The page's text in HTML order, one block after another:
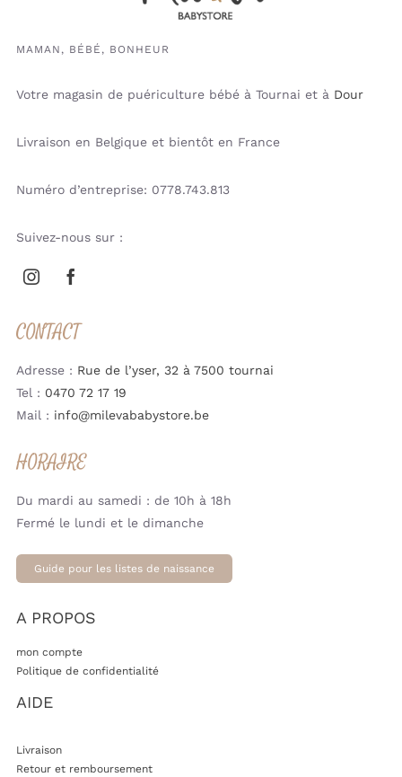
MAMAN, BÉBÉ, BONHEUR
Votre magasin de puériculture bébé à Tournai et à Dour
Livraison en Belgique et bientôt en France
Numéro d’entreprise: 0778.743.813
Suivez-nous sur :
CONTACT
Adresse : Rue de l’yser, 32 à 7500 tournai
Tel : 0470 72 17 19
Mail : info@milevababystore.be
HORAIRE
Du mardi au samedi : de 10h à 18h
Fermé le lundi et le dimanche
Guide pour les listes de naissance
A PROPOS
mon compte
Politique de confidentialité
AIDE
Livraison
Retour et remboursement